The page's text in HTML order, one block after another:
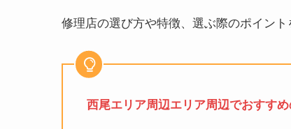
修理店の選び方や特徴、選ぶ際のポイン
西尾エリア周辺エリア周辺でおすす